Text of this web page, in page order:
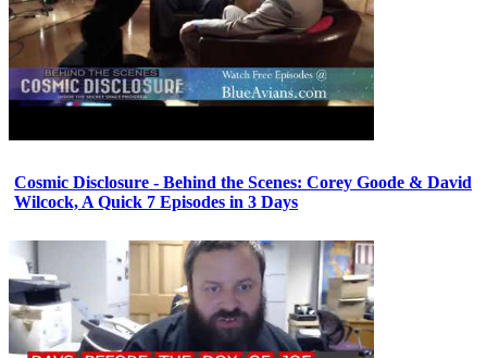
Cosmic Disclosure - Behind the Scenes: Corey Goode & David
Wilcock, A Quick 7 Episodes in 3 Days